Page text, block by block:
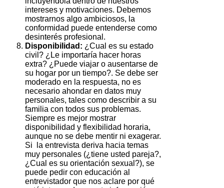
intereses y motivaciones. Debemos
mostrarnos algo ambiciosos, la
conformidad puede entenderse como
desinterés profesional.
Disponibilidad: ¿Cual es su estado
civil? ¿Le importaría hacer horas
extra? ¿Puede viajar o ausentarse de
su hogar por un tiempo?. Se debe ser
moderado en la respuesta, no es
necesario ahondar en datos muy
personales, tales como describir a su
familia con todos sus problemas.
Siempre es mejor mostrar
disponibilidad y flexibilidad horaria,
aunque no se debe mentir ni exagerar.
Si la entrevista deriva hacia temas
muy personales (¿tiene usted pareja?,
¿Cual es su orientación sexual?), se
puede pedir con educación al
entrevistador que nos aclare por qué